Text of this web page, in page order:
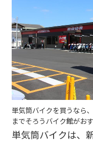
単気筒バイクを買うなら
までそろうバイク館がお
単気筒バイクは、